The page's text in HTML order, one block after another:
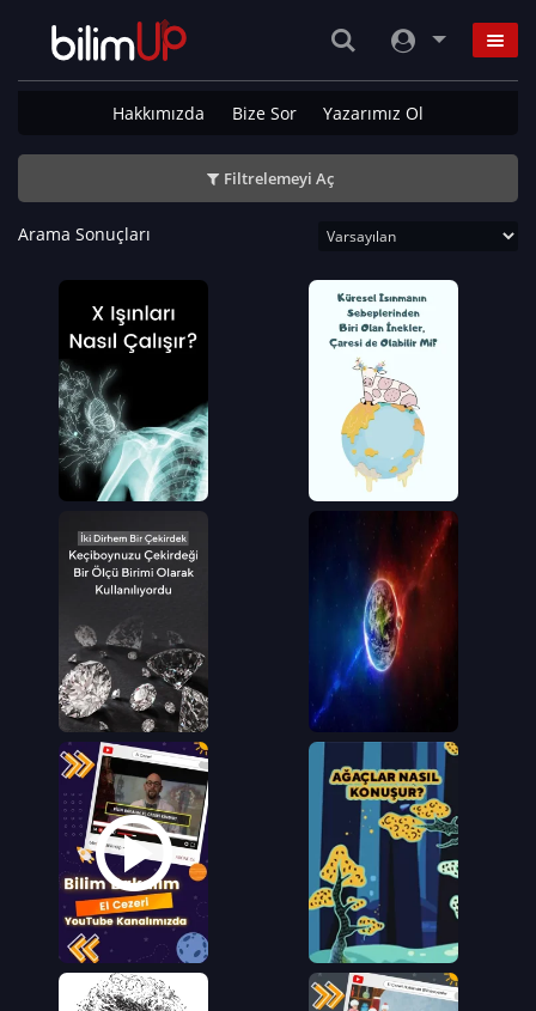
Hakkımızda Bize Sor Yazarımız Ol
Filtrelemeyi Aç
Arama Sonuçları